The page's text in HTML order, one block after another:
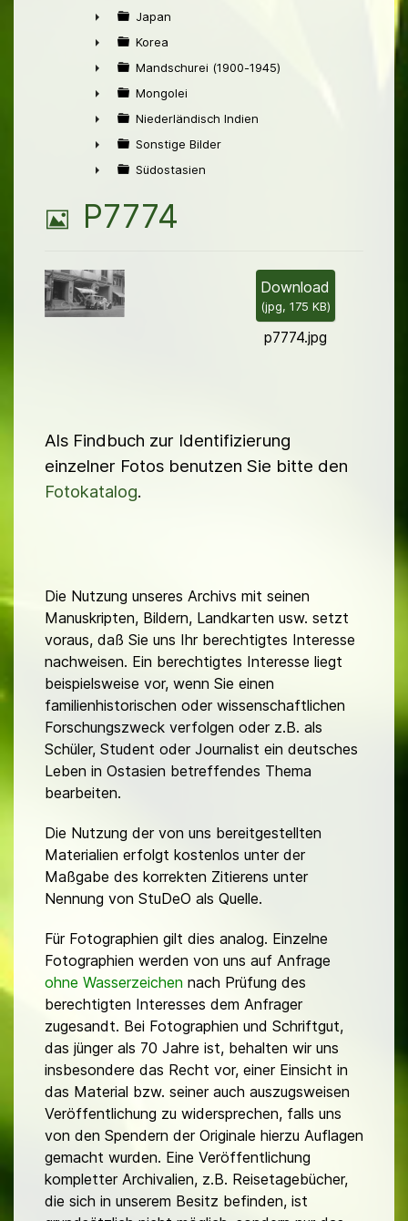
►
►
Japan
►
Korea
►
Mandschurei (1900-1945)
►
Mongolei
►
Niederländisch Indien
►
Sonstige Bilder
Südostasien
B
l
P7774
Download
(jpg, 175 KB)
p7774.jpg
Als Findbuch zur Identifizierung
einzelner Fotos benutzen Sie bitte den
Fotokatalog.
Die Nutzung unseres Archivs mit seinen
Manuskripten, Bildern, Landkarten usw. setzt
voraus, daß Sie uns Ihr berechtigtes Interesse
nachweisen. Ein berechtigtes Interesse liegt
beispielsweise vor, wenn Sie einen
familienhistorischen oder wissenschaftlichen
Forschungszweck verfolgen oder z.B. als
Schüler, Student oder Journalist ein deutsches
Leben in Ostasien betreffendes Thema
bearbeiten.
Die Nutzung der von uns bereitgestellten
Materialien erfolgt kostenlos unter der
Maßgabe des korrekten Zitierens unter
Nennung von StuDeO als Quelle.
Für Fotographien gilt dies analog. Einzelne
Fotographien werden von uns auf Anfrage
ohne Wasserzeichen nach Prüfung des
berechtigten Interesses dem Anfrager
zugesandt. Bei Fotographien und Schriftgut,
das jünger als 70 Jahre ist, behalten wir uns
insbesondere das Recht vor, einer Einsicht in
das Material bzw. seiner auch auszugsweisen
Veröffentlichung zu widersprechen, falls uns
von den Spendern der Originale hierzu Auflagen
gemacht wurden. Eine Veröffentlichung
kompletter Archivalien, z.B. Reisetagebücher,
die sich in unserem Besitz befinden, ist